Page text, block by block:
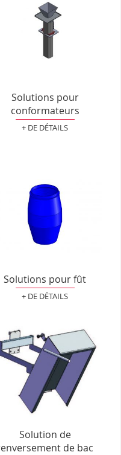
Solutions pour
conformateurs
+ DE DÉTAILS
Solutions pour fût
+ DE DÉTAILS
Solution de
de bac